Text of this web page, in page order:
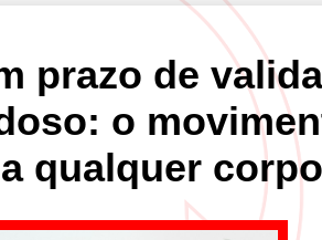
prazo de
o
qualquer corpo